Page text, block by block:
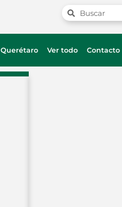
Querétaro Ver todo Contacto